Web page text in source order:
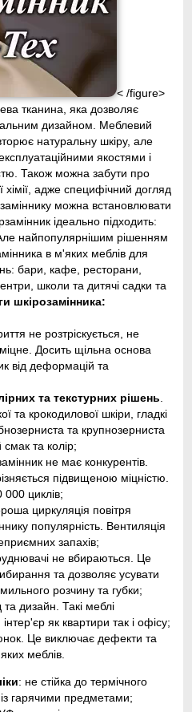
< /figure>
тканина, яка дозволяє
дизайном. Меблевий
натуральну шкіру, але
якостями і
Також можна забути про
хімії, адже специфічний догляд
можна встановлювати
ідеально підходить:
Але найпопулярнішим рішенням
в м'яких меблів для
бари, кафе, ресторани,
школи та дитячі садки та
шкірозамінника:
не розтріскується, не
Досить щільна основа
від деформацій та
та текстурних рішень.
та крокодилової шкіри, гладкі
та крупнозерниста
та колір;
не має конкурентів.
підвищеною міцністю.
циклів;
циркуляція повітря
популярність. Вентиляція
запахів;
не вбираються. Це
та дозволяє усувати
розчину та губки;
дизайн. Такі меблі
як квартири так і офісу;
Це виключає дефекти та
меблів.
: не стійка до термічного
гарячими предметами;